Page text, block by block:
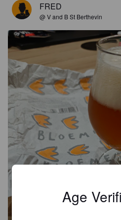
FRED
@ V and B St Berthevin
Age